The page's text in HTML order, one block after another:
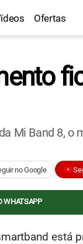
Ofertas
Mi Band 8, o
no Google
WHATSAPP
está